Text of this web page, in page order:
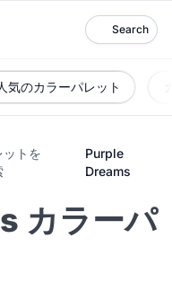
Search
気のカラーパレット
ットを
Purple
Dreams
カラーパ